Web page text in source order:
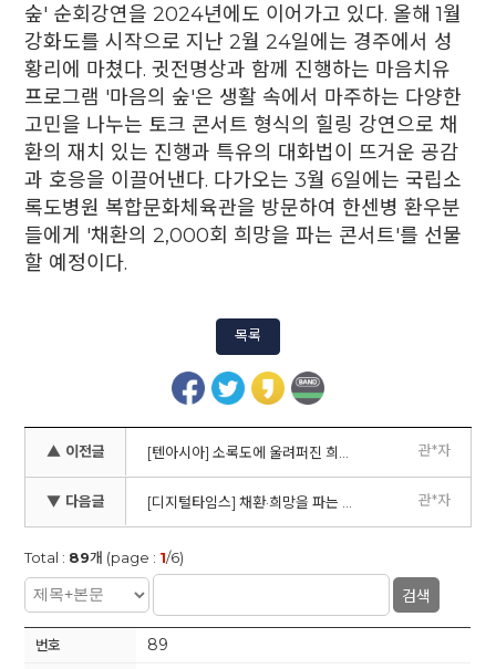
숲' 순회강연을 2024년에도 이어가고 있다. 올해 1월
강화도를 시작으로 지난 2월 24일에는 경주에서 성
황리에 마쳤다. 귓전명상과 함께 진행하는 마음치유
프로그램 '마음의 숲'은 생활 속에서 마주하는 다양한
고민을 나누는 토크 콘서트 형식의 힐링 강연으로 채
환의 재치 있는 진행과 특유의 대화법이 뜨거운 공감
과 호응을 이끌어낸다. 다가오는 3월 6일에는 국립소
록도병원 복합문화체육관을 방문하여 한센병 환우분
들에게 '채환의 2,000회 희망을 파는 콘서트'를 선물
할 예정이다.
목록
▲ 이전글 관*자
▼ 다음글 관*자
Total : 89개 (page : 1/6)
검색
89